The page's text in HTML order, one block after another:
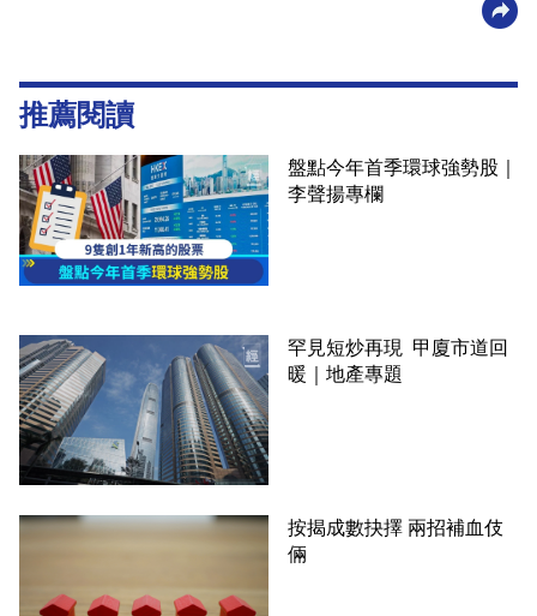
推薦閱讀
盤點今年首季環球強勢股｜
李聲揚專欄
罕見短炒再現 甲廈市道回
暖｜地產專題
按揭成數抉擇 兩招補血伎
倆